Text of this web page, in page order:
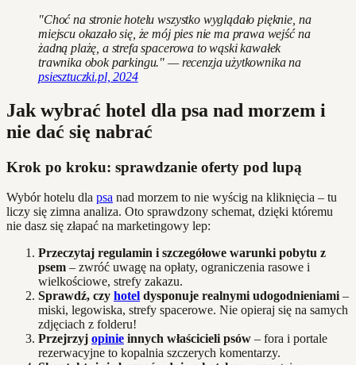
"Choć na stronie hotelu wszystko wyglądało pięknie, na
miejscu okazało się, że mój pies nie ma prawa wejść na
żadną plażę, a strefa spacerowa to wąski kawałek
trawnika obok parkingu." — recenzja użytkownika na
psiesztuczki.pl, 2024
Jak wybrać hotel dla psa nad morzem i
nie dać się nabrać
Krok po kroku: sprawdzanie oferty pod lupą
Wybór hotelu dla psa nad morzem to nie wyścig na kliknięcia – tu
liczy się zimna analiza. Oto sprawdzony schemat, dzięki któremu
nie dasz się złapać na marketingowy lep:
Przeczytaj regulamin i szczegółowe warunki pobytu z
psem – zwróć uwagę na opłaty, ograniczenia rasowe i
wielkościowe, strefy zakazu.
Sprawdź, czy hotel dysponuje realnymi udogodnieniami –
miski, legowiska, strefy spacerowe. Nie opieraj się na samych
zdjęciach z folderu!
Przejrzyj opinie innych właścicieli psów – fora i portale
rezerwacyjne to kopalnia szczerych komentarzy.